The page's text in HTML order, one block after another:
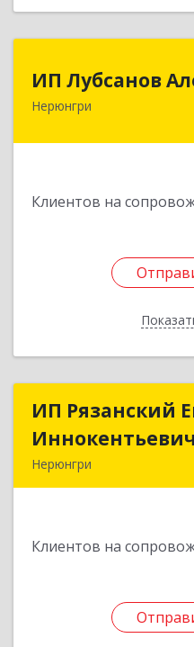
ИП Лубсанов
Нерюнгри
Клиентов на
ИП Лубсанов
675002, Амурская
ИП Рязанский
Иннокентьевич
Нерюнгри
Клиентов на
ИП